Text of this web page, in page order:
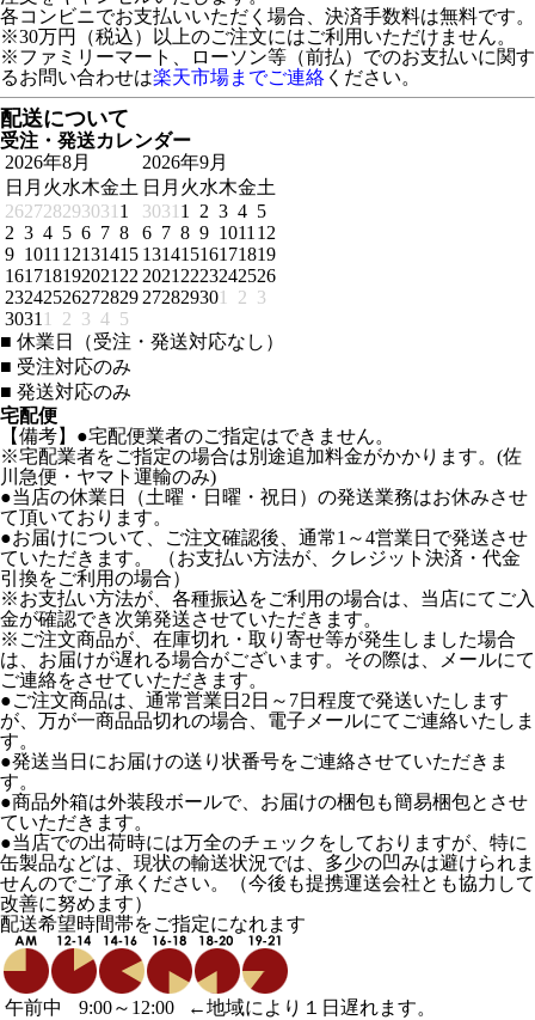
各コンビニでお支払いいただく場合、決済手数料は無料です。
※30万円（税込）以上のご注文にはご利用いただけません。
※ファミリーマート、ローソン等（前払）でのお支払いに関す
るお問い合わせは楽天市場までご連絡 ください。
配送について
受注・発送カレンダー
2026年8月
日 月 火水木金土
262728293031 1
2 3 4 5 6 7 8
9 1011 12131415
161718192021 22
23242526272829
3031 1 2 3 4 5
2026年9月
日 月 火水木金土
3031 1 2 3 4 5
6 7 8 9 1011 12
13141516171819
2021 2223242526
272829301 2 3
■ 休業日（受注・発送対応なし）
■ 受注対応のみ
■ 発送対応のみ
宅配便
【備考】●宅配便業者のご指定はできません。
※宅配業者をご指定の場合は別途追加料金がかかります。(佐
川急便・ヤマト運輸のみ)
●当店の休業日（土曜・日曜・祝日）の発送業務はお休みさせ
て頂いております。
●お届けについて、ご注文確認後、通常1～4営業日で発送させ
ていただきます。 （お支払い方法が、クレジット決済・代金
引換をご利用の場合）
※お支払い方法が、各種振込をご利用の場合は、当店にてご入
金が確認でき次第発送させていただきます。
※ご注文商品が、在庫切れ・取り寄せ等が発生しました場合
は、お届けが遅れる場合がございます。その際は、メールにて
ご連絡をさせていただきます。
●ご注文商品は、通常営業日2日～7日程度で発送いたします
が、万が一商品品切れの場合、電子メールにてご連絡いたしま
す。
●発送当日にお届けの送り状番号をご連絡させていただきま
す。
●商品外箱は外装段ボールで、お届けの梱包も簡易梱包とさせ
ていただきます。
●当店での出荷時には万全のチェックをしておりますが、特に
缶製品などは、現状の輸送状況では、多少の凹みは避けられま
せんのでご了承ください。（今後も提携運送会社とも協力して
改善に努めます）
配送希望時間帯をご指定になれます
午前中 9:00～12:00
←地域により１日遅れます。